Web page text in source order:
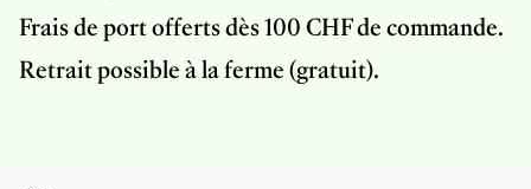
Frais de port offerts dès 100 CHF de commande.
Retrait possible à la ferme (gratuit).